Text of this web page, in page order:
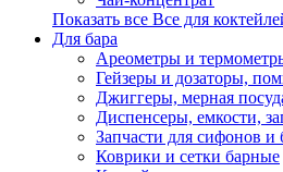
Показать все Все для
Для бара
Ареометры и
Гейзеры и дозаторы,
Джиггеры, мерная
Диспенсеры, емкости,
Запчасти для сифонов и
Коврики и сетки барные